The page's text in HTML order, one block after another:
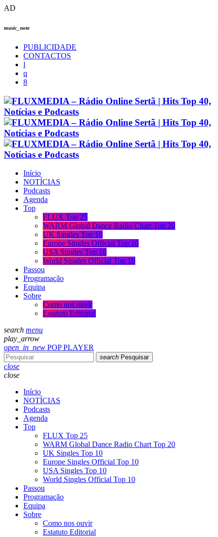
AD
music_note
PUBLICIDADE
CONTACTOS
Início
NOTÍCIAS
Podcasts
Agenda
Top
FLUX Top 25
WARM Global Dance Radio Chart Top 20
UK Singles Top 10
Europe Singles Official Top 10
USA Singles Top 10
World Singles Official Top 10
Passou
Programação
Equipa
Sobre
Como nos ouvir
Estatuto Editorial
search menu
play_arrow
open_in_new POP PLAYER
search Pesquisar
close
close
Início
NOTÍCIAS
Podcasts
Agenda
Top
FLUX Top 25
WARM Global Dance Radio Chart Top 20
UK Singles Top 10
Europe Singles Official Top 10
USA Singles Top 10
World Singles Official Top 10
Passou
Programação
Equipa
Sobre
Como nos ouvir
Estatuto Editorial